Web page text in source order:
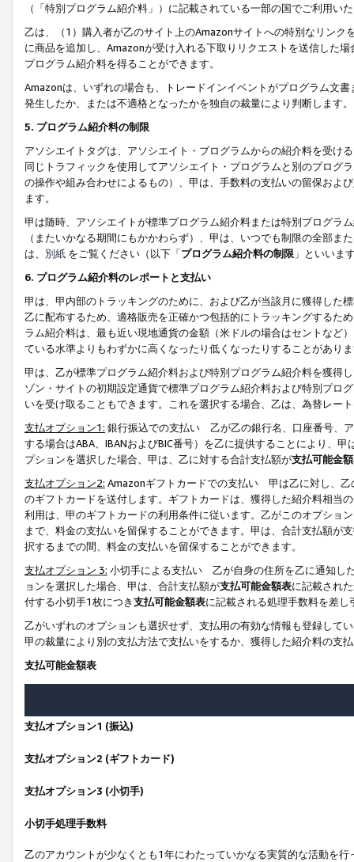
（「特別プログラム紹介料」）に記載されている一部の国でご利用い
乙は、（1）購入者が乙のサイト上のAmazonサイトへの特別なリン
に商品を追加し、Amazonが受け入れる下取りリクエストを送信した
プログラム紹介料を得ることができます。
Amazonは、いずれの場合も、トレードインイベントがプログラム文
発生したか、または不適格となったかを独自の裁量により判断します。
5. プログラム紹介料の制限
アソシエイトタグは、アソシエイト・プログラムからの紹介料を受け
同じトラフィックを使用してアソシエイト・プログラムと別のプログ
の操作や組み合わせによるもの）、甲は、手数料の支払いの留保およ
ます。
甲は随時、アソシエイトが標準プログラム紹介料または特別プログラ
（またいかなる期間にもかかわらず）、甲は、いつでも制限の全部
は、 別紙 をご覧ください（以下「プログラム紹介料の制限 」といいま
6. プログラム紹介料のレポートと支払い
甲は、甲内部のトラッキングのために、および乙が当該月に獲得した
乙に配布するため、適格販売を正確かつ包括的にトラッキングするた
ラム紹介料は、最も近い現地通貨の金額（米ドルの場合はセントなど
ている水準よりもわずかに高くなったり低くなったりすることがあり
甲は、乙が標準プログラム紹介料および特別プログラム紹介料を獲得
ゾン・サイトの初期設定通貨で標準プログラム紹介料および特別プロ
いを受け取ることもできます。これを選択する場合、乙は、為替レー
支払オプション1: 銀行振込での支払い 乙が乙の銀行名、口座番号、
する場合はABA、IBANおよびBIC番号）を乙に提供することにより、
プションを選択した場合、甲は、乙に対する合計支払額が支払可能金
支払オプション2: Amazonギフトカードでの支払い 甲は乙に対し、乙
のギフトカードを送付します。ギフトカードは、獲得した紹介料相当
利用は、甲のギフトカードの利用条件に従います。乙がこのオプショ
まで、料金の支払いを留保することができます。甲は、合計支払額が
択するまでの間、料金の支払いを留保することができます。
支払オプション 3: 小切手による支払い 乙が自身の住所を乙に通知し
ョンを選択した場合、甲は、合計支払額が支払可能金額表に記載され
付する小切手1枚につき支払可能金額表に記載される処理手数料を差し
乙がいずれのオプションも選択せず、支払用の有効な情報も登録して
甲の裁量により別の支払方法で支払いをするか、獲得した紹介料の支
支払可能金額表
支払オプション1 (振込)
支払オプション2 (ギフトカード)
支払オプション3 (小切手)
小切手処理手数料
乙のアカウントが少なくとも1年にわたっていかなる実質的な活動を